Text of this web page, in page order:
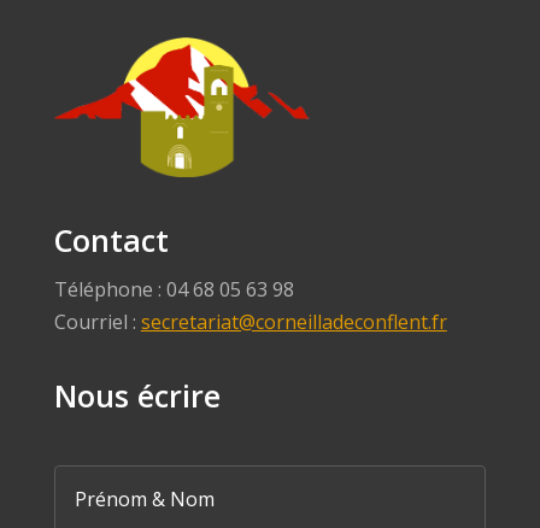
Contact
Téléphone : 04 68 05 63 98
Courriel : secretariat@corneilladeconflent.fr
Nous écrire